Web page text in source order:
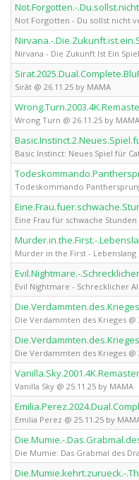
Not.Forgotten.-
Not Forgotten - Du sollst nicht
Nirvana.-
Nirvana - Die Zukunft Ist Ein
Sirât @ 26.11.25 by MAMA
Wrong Turn @ 26.11.25 by MAMA
Basic Instinct: Neues Spiel für
Todeskommando
Eine Frau für schwache Stunden
Murder.in.the.First.-
Murder in the First - Lebenslang
Evil.Nightmare.-
Evil Nightmare - Schrecklicher
Die Verdammten des Krieges @
Die Verdammten des Krieges @
Vanilla Sky @ 25.11.25 by MAMA
Emilia Perez @ 25.11.25 by
Die.Mumie.-
Die Mumie: Das Grabmal des
Die.Mumie.kehrt.zurueck.-